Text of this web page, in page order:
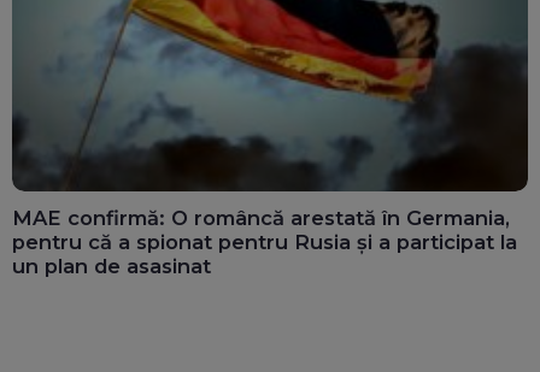
MAE confirmă: O româncă arestată în Germania,
pentru că a spionat pentru Rusia și a participat la
un plan de asasinat